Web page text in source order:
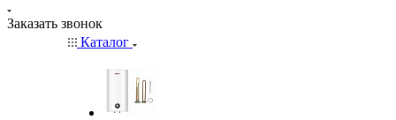
Заказать звонок
Каталог